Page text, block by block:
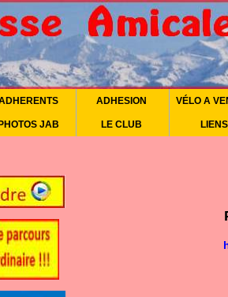
ADHESION VÉLO A
PHOTOS JAB LE CLUB LIENS